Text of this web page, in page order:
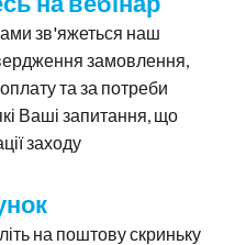
зв'яжеться наш
замовлення,
та за потреби
Ваші запитання, що
заходу
на поштову скриньку